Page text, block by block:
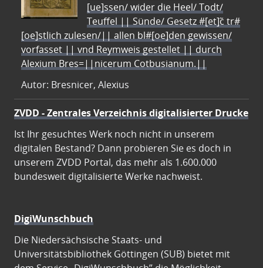
[ue]ssen/ wider die Heel/ Todt/
Teuffel || Sünde/ Gesetz #[et]c̃ tr#
[oe]stlich zulesen/|| allen bl#[oe]den gewissen/
vorfasset || vnd Reymweis gestellet || durch
Alexium Bres=||nicerum Cotbusianum.||
Autor: Bresnicer, Alexius
ZVDD - Zentrales Verzeichnis digitalisierter Drucke
Ist Ihr gesuchtes Werk noch nicht in unserem
digitalen Bestand? Dann probieren Sie es doch in
unserem ZVDD Portal, das mehr als 1.600.000
bundesweit digitalisierte Werke nachweist.
DigiWunschbuch
Die Niedersächsische Staats- und
Universitätsbibliothek Göttingen (SUB) bietet mit